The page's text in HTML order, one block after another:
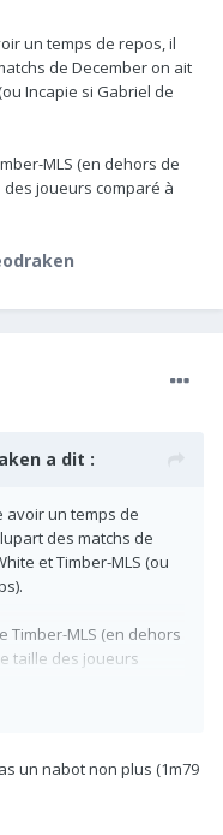
un temps de repos, il
de December on ait
Incapie si Gabriel de
MLS (en dehors de
joueurs comparé à
a dit :
avoir un temps de
des matchs de
et Timber-MLS (ou
Timber-MLS (en dehors
taille des joueurs
un nabot non plus (1m79